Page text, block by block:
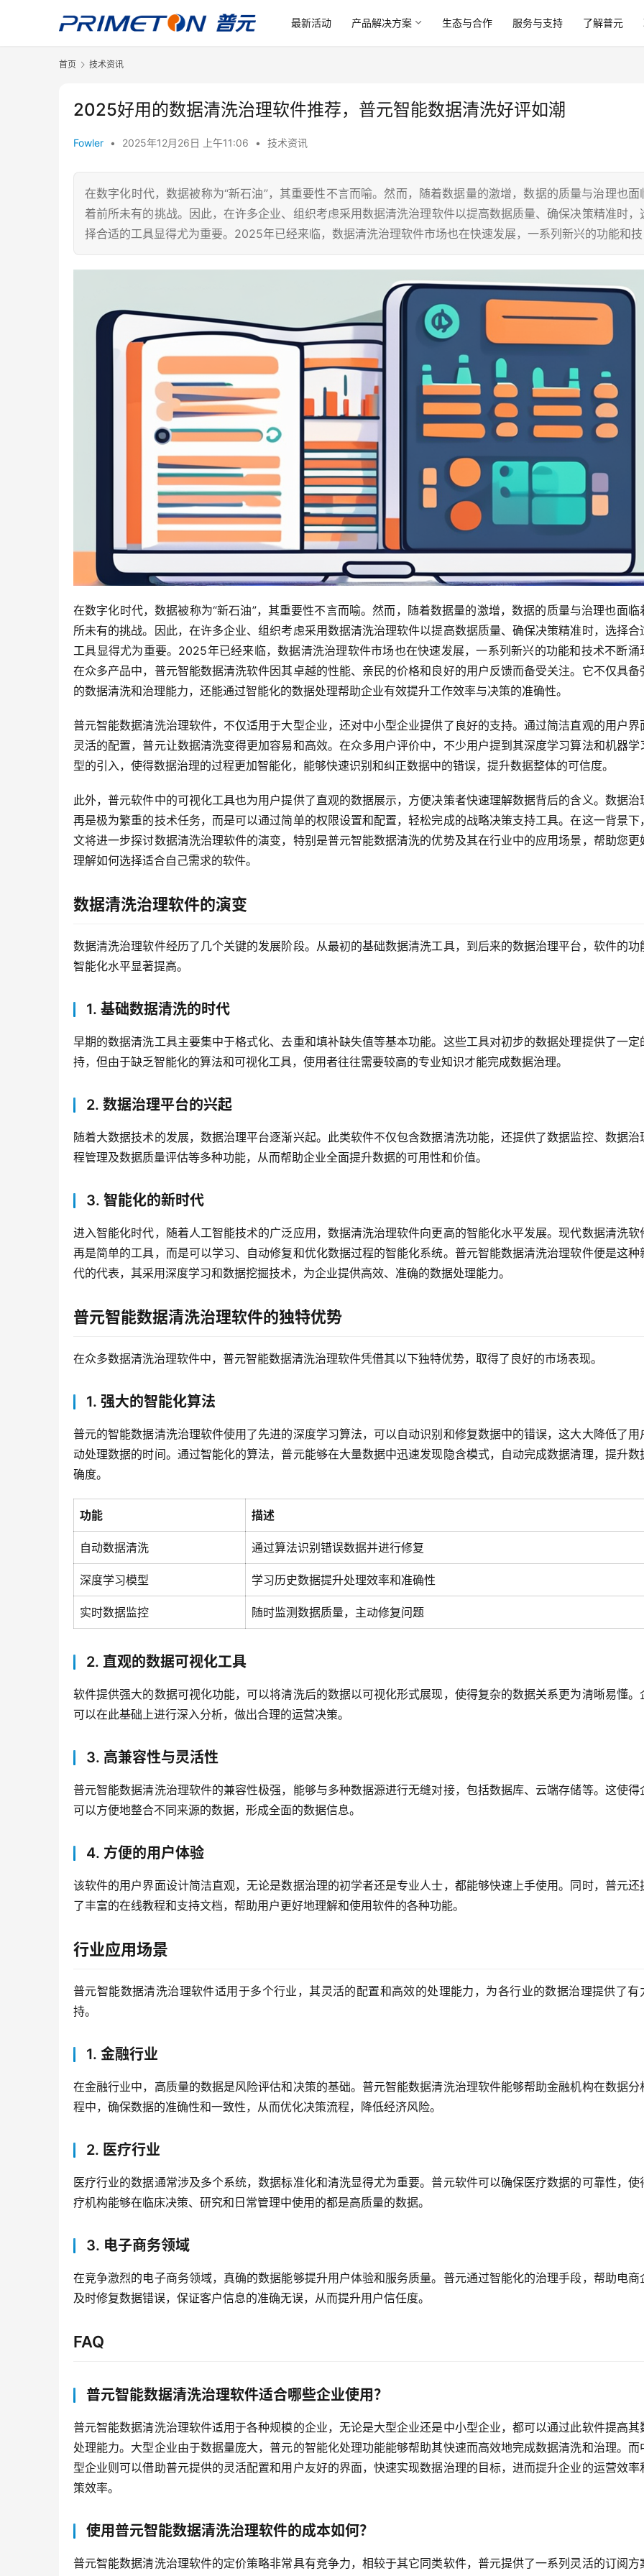
最新活动 产品解决方案 生态与合作 服务与支持 了解普元
首页 技术资讯
2025好用的数据清洗治理软件推荐，普元智能数据清洗好评如潮
Fowler • 2025年12月26日 上午11:06 • 技术资讯
在数字化时代，数据被称为“新石油”，其重要性不言而喻。然而，随着数据量的激增，数据的质量与治理也面
着前所未有的挑战。因此，在许多企业、组织考虑采用数据清洗治理软件以提高数据质量、确保决策精准时，
择合适的工具显得尤为重要。2025年已经来临，数据清洗治理软件市场也在快速发展，一系列新兴的功能和技
在数字化时代，数据被称为“新石油”，其重要性不言而喻。然而，随着数据量的激增，数据的质量与治理也面临
所未有的挑战。因此，在许多企业、组织考虑采用数据清洗治理软件以提高数据质量、确保决策精准时，选择合
工具显得尤为重要。2025年已经来临，数据清洗治理软件市场也在快速发展，一系列新兴的功能和技术不断涌
在众多产品中，普元智能数据清洗软件因其卓越的性能、亲民的价格和良好的用户反馈而备受关注。它不仅具备
的数据清洗和治理能力，还能通过智能化的数据处理帮助企业有效提升工作效率与决策的准确性。
普元智能数据清洗治理软件，不仅适用于大型企业，还对中小型企业提供了良好的支持。通过简洁直观的用户界
灵活的配置，普元让数据清洗变得更加容易和高效。在众多用户评价中，不少用户提到其深度学习算法和机器学
型的引入，使得数据治理的过程更加智能化，能够快速识别和纠正数据中的错误，提升数据整体的可信度。
此外，普元软件中的可视化工具也为用户提供了直观的数据展示，方便决策者快速理解数据背后的含义。数据治
再是极为繁重的技术任务，而是可以通过简单的权限设置和配置，轻松完成的战略决策支持工具。在这一背景下
文将进一步探讨数据清洗治理软件的演变，特别是普元智能数据清洗的优势及其在行业中的应用场景，帮助您更
理解如何选择适合自己需求的软件。
数据清洗治理软件的演变
数据清洗治理软件经历了几个关键的发展阶段。从最初的基础数据清洗工具，到后来的数据治理平台，软件的功
智能化水平显著提高。
1. 基础数据清洗的时代
早期的数据清洗工具主要集中于格式化、去重和填补缺失值等基本功能。这些工具对初步的数据处理提供了一定
持，但由于缺乏智能化的算法和可视化工具，使用者往往需要较高的专业知识才能完成数据治理。
2. 数据治理平台的兴起
随着大数据技术的发展，数据治理平台逐渐兴起。此类软件不仅包含数据清洗功能，还提供了数据监控、数据治
程管理及数据质量评估等多种功能，从而帮助企业全面提升数据的可用性和价值。
3. 智能化的新时代
进入智能化时代，随着人工智能技术的广泛应用，数据清洗治理软件向更高的智能化水平发展。现代数据清洗软
再是简单的工具，而是可以学习、自动修复和优化数据过程的智能化系统。普元智能数据清洗治理软件便是这种
代的代表，其采用深度学习和数据挖掘技术，为企业提供高效、准确的数据处理能力。
普元智能数据清洗治理软件的独特优势
在众多数据清洗治理软件中，普元智能数据清洗治理软件凭借其以下独特优势，取得了良好的市场表现。
1. 强大的智能化算法
普元的智能数据清洗治理软件使用了先进的深度学习算法，可以自动识别和修复数据中的错误，这大大降低了用
动处理数据的时间。通过智能化的算法，普元能够在大量数据中迅速发现隐含模式，自动完成数据清理，提升数
确度。
功能 描述
自动数据清洗 通过算法识别错误数据并进行修复
深度学习模型 学习历史数据提升处理效率和准确性
实时数据监控 随时监测数据质量，主动修复问题
2. 直观的数据可视化工具
软件提供强大的数据可视化功能，可以将清洗后的数据以可视化形式展现，使得复杂的数据关系更为清晰易懂。
可以在此基础上进行深入分析，做出合理的运营决策。
3. 高兼容性与灵活性
普元智能数据清洗治理软件的兼容性极强，能够与多种数据源进行无缝对接，包括数据库、云端存储等。这使得
可以方便地整合不同来源的数据，形成全面的数据信息。
4. 方便的用户体验
该软件的用户界面设计简洁直观，无论是数据治理的初学者还是专业人士，都能够快速上手使用。同时，普元还
了丰富的在线教程和支持文档，帮助用户更好地理解和使用软件的各种功能。
行业应用场景
普元智能数据清洗治理软件适用于多个行业，其灵活的配置和高效的处理能力，为各行业的数据治理提供了有
持。
1. 金融行业
在金融行业中，高质量的数据是风险评估和决策的基础。普元智能数据清洗治理软件能够帮助金融机构在数据分
程中，确保数据的准确性和一致性，从而优化决策流程，降低经济风险。
2. 医疗行业
医疗行业的数据通常涉及多个系统，数据标准化和清洗显得尤为重要。普元软件可以确保医疗数据的可靠性，使
疗机构能够在临床决策、研究和日常管理中使用的都是高质量的数据。
3. 电子商务领域
在竞争激烈的电子商务领域，真确的数据能够提升用户体验和服务质量。普元通过智能化的治理手段，帮助电商
及时修复数据错误，保证客户信息的准确无误，从而提升用户信任度。
FAQ
普元智能数据清洗治理软件适合哪些企业使用？
普元智能数据清洗治理软件适用于各种规模的企业，无论是大型企业还是中小型企业，都可以通过此软件提高其
处理能力。大型企业由于数据量庞大，普元的智能化处理功能能够帮助其快速而高效地完成数据清洗和治理。而
型企业则可以借助普元提供的灵活配置和用户友好的界面，快速实现数据治理的目标，进而提升企业的运营效率
策效率。
使用普元智能数据清洗治理软件的成本如何？
普元智能数据清洗治理软件的定价策略非常具有竞争力，相较于其它同类软件，普元提供了一系列灵活的订阅方